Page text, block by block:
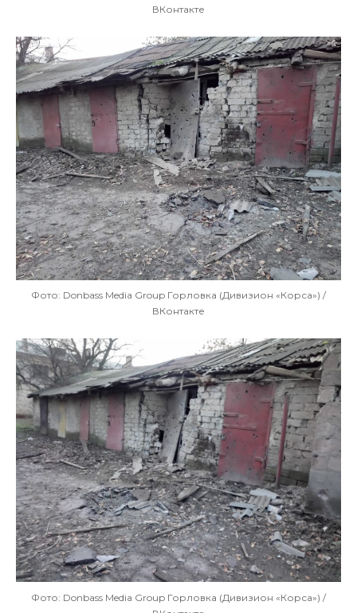
ВКонтакте
Фото: Donbass Media Group Горловка (Дивизион «Корса») /
ВКонтакте
Фото: Donbass Media Group Горловка (Дивизион «Корса») /